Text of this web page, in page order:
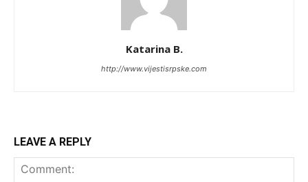
Katarina B.
http://www.vijestisrpske.com
LEAVE A REPLY